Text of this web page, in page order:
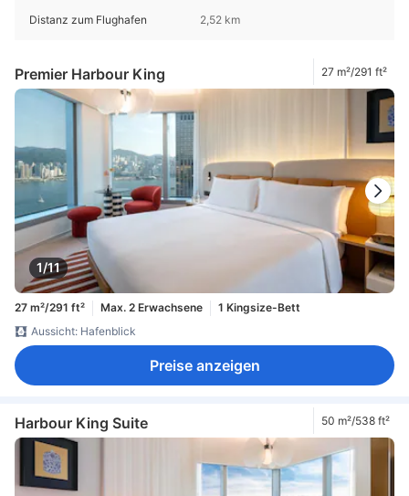
Distanz zum Flughafen 2,52 km
Premier Harbour King 27 m²/291 ft²
1/11
27 m²/291 ft² Max. 2 Erwachsene
1 Kingsize-Bett
Aussicht: Hafenblick
Preise anzeigen
Harbour King Suite 50 m²/538 ft²